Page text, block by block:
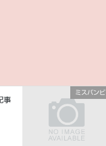
ミスバンビ
事